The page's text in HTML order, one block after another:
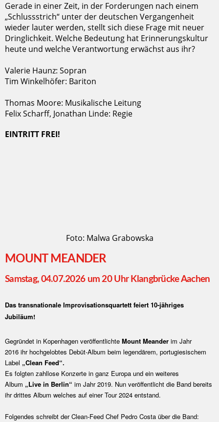
Gerade in einer Zeit, in der Forderungen nach einem
„Schlussstrich“ unter der deutschen Vergangenheit
wieder lauter werden, stellt sich diese Frage mit neuer
Dringlichkeit. Welche Bedeutung hat Erinnerungskultur
heute und welche Verantwortung erwächst aus ihr?
Valerie Haunz: Sopran
Tim Winkelhöfer: Bariton
Thomas Moore: Musikalische Leitung
Felix Scharff, Jonathan Linde: Regie
EINTRITT FREI!
Foto: Malwa Grabowska
MOUNT MEANDER
Samstag, 04.07.2026 um 20 Uhr Klangbrücke Aachen
Das transnationale Improvisationsquartett feiert 10-jähriges
Jubiläum!
Gegründet in Kopenhagen veröffentlichte Mount Meander im Jahr
2016 ihr hochgelobtes Debüt-Album beim legendärem, portugiesischem
Label „Clean Feed“.
Es folgten zahllose Konzerte in ganz Europa und ein weiteres
Album „Live in Berlin“ im Jahr 2019. Nun veröffentlicht die Band bereits
ihr drittes Album welches auf einer Tour 2024 entstand.
Folgendes schreibt der Clean-Feed Chef Pedro Costa über die Band: